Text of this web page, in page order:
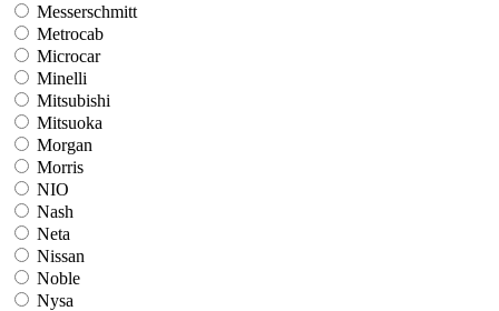
Messerschmitt
Metrocab
Microcar
Minelli
Mitsubishi
Mitsuoka
Morgan
Morris
NIO
Nash
Neta
Nissan
Noble
Nysa